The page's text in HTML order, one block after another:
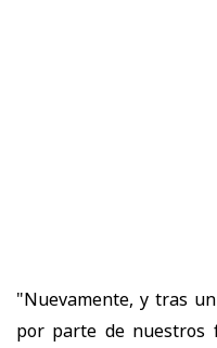
"Nuevamente, y tras
por parte de nuestros